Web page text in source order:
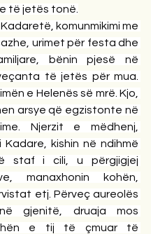
të jetës tonë.
komunmikimi me
urimet për festa dhe
bënin pjesë në
të jetës për mua.
e Helenës së mrë. Kjo,
arsye që egzistonte në
Njerzit e mëdhenj,
Kadare, kishin në ndihmë
staf i cili, u përgjigjej
manaxhonin kohën,
etj. Përveç aureolës
gjenitë, druaja mos
e tij të çmuar të